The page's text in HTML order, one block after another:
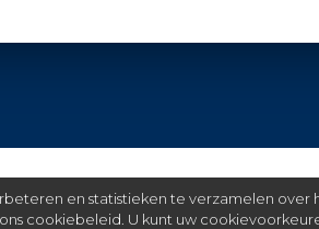
en statistieken te verzamelen
cookiebeleid. U kunt uw